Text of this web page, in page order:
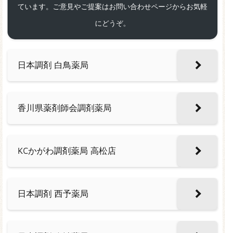
ています。ご意見やご提案はお問い合わせページからお気軽
にどうぞ。
日本調剤 白鳥薬局
香川県薬剤師会調剤薬局
KCかがわ調剤薬局 高松店
日本調剤 西予薬局